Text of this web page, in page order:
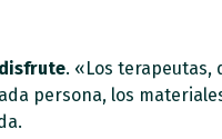
. «Los terapeutas,
persona, los